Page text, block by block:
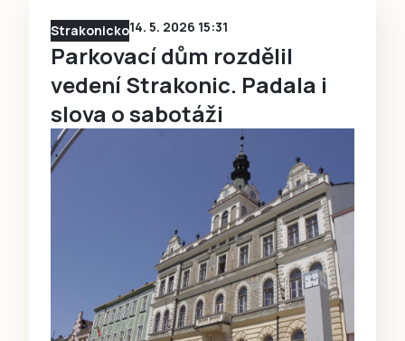
Strakonicko14. 5. 2026 15:31
Parkovací dům rozdělil
vedení Strakonic. Padala i
slova o sabotáži